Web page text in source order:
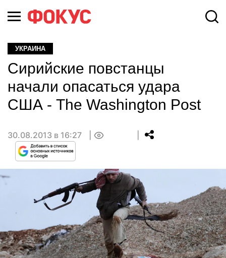
УКРАИНА
Сирийские повстанцы
начали опасаться удара
США - The Washington Post
30.08.2013 в 16:27